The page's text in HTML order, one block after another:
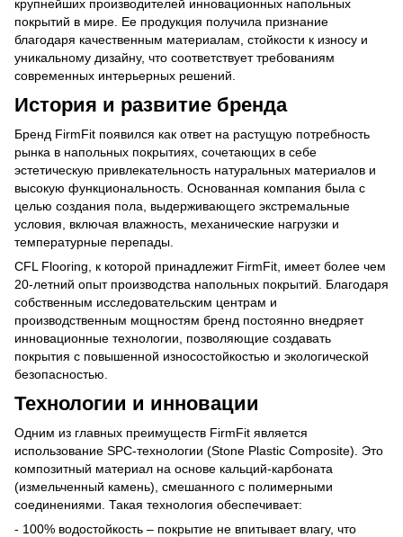
крупнейших производителей инновационных напольных
покрытий в мире. Ее продукция получила признание
благодаря качественным материалам, стойкости к износу и
уникальному дизайну, что соответствует требованиям
современных интерьерных решений.
История и развитие бренда
Бренд FirmFit появился как ответ на растущую потребность
рынка в напольных покрытиях, сочетающих в себе
эстетическую привлекательность натуральных материалов и
высокую функциональность. Основанная компания была с
целью создания пола, выдерживающего экстремальные
условия, включая влажность, механические нагрузки и
температурные перепады.
CFL Flooring, к которой принадлежит FirmFit, имеет более чем
20-летний опыт производства напольных покрытий. Благодаря
собственным исследовательским центрам и
производственным мощностям бренд постоянно внедряет
инновационные технологии, позволяющие создавать
покрытия с повышенной износостойкостью и экологической
безопасностью.
Технологии и инновации
Одним из главных преимуществ FirmFit является
использование SPC-технологии (Stone Plastic Composite). Это
композитный материал на основе кальций-карбоната
(измельченный камень), смешанного с полимерными
соединениями. Такая технология обеспечивает:
- 100% водостойкость – покрытие не впитывает влагу, что